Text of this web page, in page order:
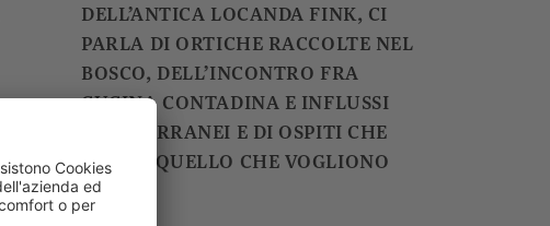
DELL’ANTICA LOCANDA FINK, CI
PARLA DI ORTICHE RACCOLTE NEL
BOSCO, DELL’INCONTRO FRA
CUCINA CONTADINA E INFLUSSI
MEDITERRANEI E DI OSPITI CHE
SANNO QUELLO CHE VOGLIONO